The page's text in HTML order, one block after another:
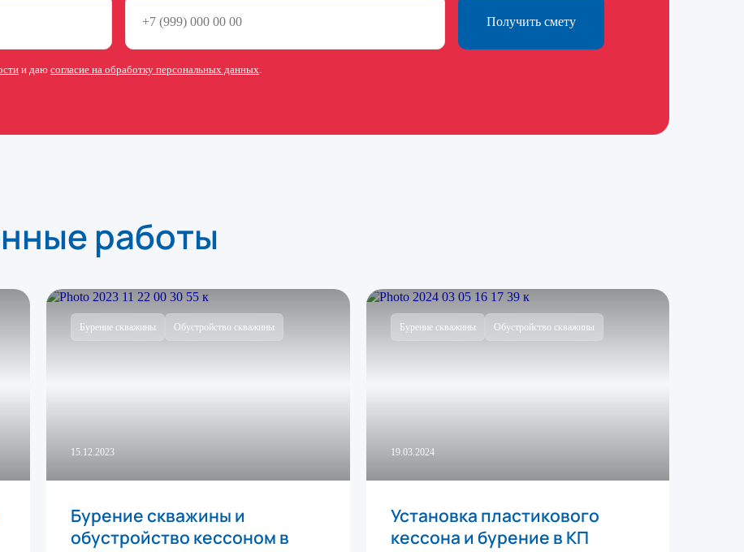
Получить смету
и даю согласие на обработку персональных данных.
работы
Бурение скважины Обустройство скважины
15.12.2023
Бурение скважины и
обустройство кессоном в
Бурение скважины Обустройство скважины
19.03.2024
Установка пластикового
кессона и бурение в КП